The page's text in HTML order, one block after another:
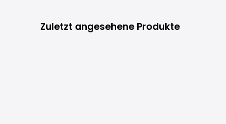
Zuletzt angesehene Produkte